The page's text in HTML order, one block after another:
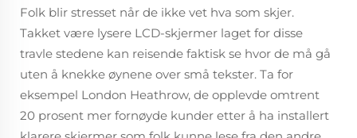
Folk blir stresset når de ikke vet hva som skjer.
Takket være lysere LCD-skjermer laget for disse
travle stedene kan reisende faktisk se hvor de må gå
uten å knekke øynene over små tekster. Ta for
eksempel London Heathrow, de opplevde omtrent
20 prosent mer fornøyde kunder etter å ha installert